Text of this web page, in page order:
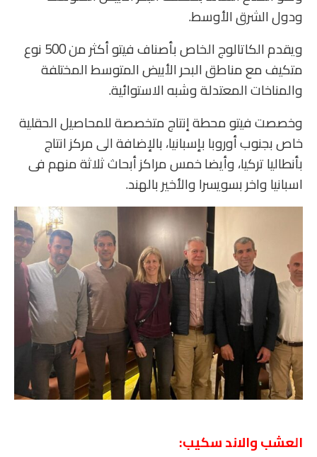
ودول الشرق الأوسط.
ويقدم الكاتالوج الخاص بأصناف فيتو أكثر من 500 نوع
متكيف مع مناطق البحر الأبيض المتوسط المختلفة
والمناخات المعتدلة وشبه الاستوائية.
وخصصت فيتو محطة إنتاج متخصصة للمحاصيل الحقلية
خاص بجنوب أوروبا بإسبانيا، بالإضافة الى مركز انتاج
بأنطاليا تركيا، وأيضا خمس مراكز أبحاث ثلاثة منهم فى
اسبانيا واخر بسويسرا والأخير بالهند.
العشب والاند سكيب: